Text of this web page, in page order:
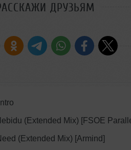
ДРУЗЬЯМ
(Extended Mix) [FSOE
(Extended Mix) [Armind]